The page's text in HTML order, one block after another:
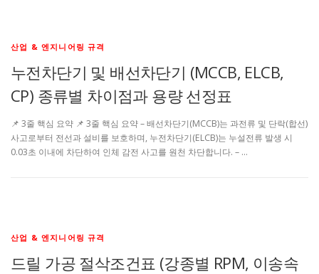
산업 & 엔지니어링 규격
누전차단기 및 배선차단기 (MCCB, ELCB,
CP) 종류별 차이점과 용량 선정표
📌 3줄 핵심 요약 📌 3줄 핵심 요약 – 배선차단기(MCCB)는 과전류 및 단락(합선)
사고로부터 전선과 설비를 보호하며, 누전차단기(ELCB)는 누설전류 발생 시
0.03초 이내에 차단하여 인체 감전 사고를 원천 차단합니다. – …
산업 & 엔지니어링 규격
드릴 가공 절삭조건표 (강종별 RPM, 이송속